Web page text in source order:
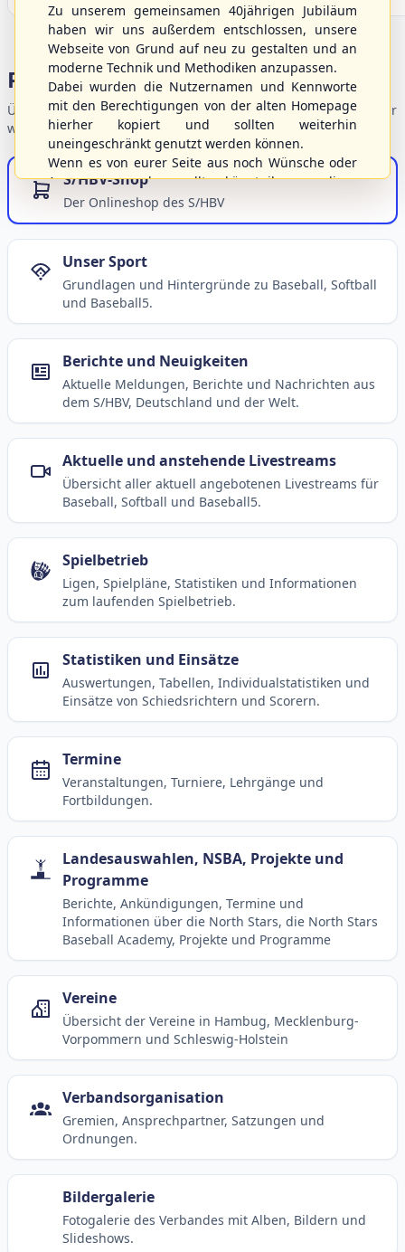
Portalbereiche
Übersicht der Verbandsbereiche – wählen Sie einen Einstieg für
weiterführende Informationen.
S/HBV-Shop
Der Onlineshop des S/HBV
Unser Sport
Grundlagen und Hintergründe zu Baseball, Softball
und Baseball5.
Berichte und Neuigkeiten
Aktuelle Meldungen, Berichte und Nachrichten aus
dem S/HBV, Deutschland und der Welt.
Aktuelle und anstehende Livestreams
Übersicht aller aktuell angebotenen Livestreams für
Baseball, Softball und Baseball5.
Spielbetrieb
Ligen, Spielpläne, Statistiken und Informationen
zum laufenden Spielbetrieb.
Statistiken und Einsätze
Auswertungen, Tabellen, Individualstatistiken und
Einsätze von Schiedsrichtern und Scorern.
Termine
Veranstaltungen, Turniere, Lehrgänge und
Fortbildungen.
Landesauswahlen, NSBA, Projekte und
Programme
Berichte, Ankündigungen, Termine und
Informationen über die North Stars, die North Stars
Baseball Academy, Projekte und Programme
Vereine
Übersicht der Vereine in Hambug, Mecklenburg-
Vorpommern und Schleswig-Holstein
Verbandsorganisation
Gremien, Ansprechpartner, Satzungen und
Ordnungen.
Bildergalerie
Fotogalerie des Verbandes mit Alben, Bildern und
Slideshows.
Zu unserem gemeinsamen 40jährigen Jubiläum
haben wir uns außerdem entschlossen, unsere
Webseite von Grund auf neu zu gestalten und an
moderne Technik und Methodiken anzupassen.
Dabei wurden die Nutzernamen und Kennworte
mit den Berechtigungen von der alten Homepage
hierher kopiert und sollten weiterhin
uneingeschränkt genutzt werden können.
Wenn es von eurer Seite aus noch Wünsche oder
Anregungen geben sollte, könnt ihr uns diese
gerne an die Verbandsadresse
schicken.